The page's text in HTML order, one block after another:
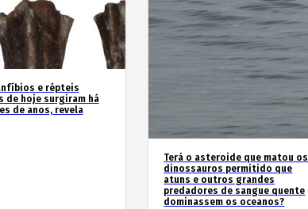
e répteis
de hoje surgiram há
de anos, revela
Terá o asteroide que matou os
dinossauros permitido que
atuns e outros grandes
predadores de sangue quente
dominassem os oceanos?